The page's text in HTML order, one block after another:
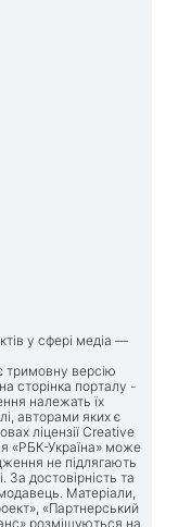
у сфері медіа —
тримовну версію
сторінка порталу -
належать їх
авторами яких є
ліцензії Creative
«РБК-Україна» може
не підлягають
достовірність та
Матеріали,
«Партнерський
розміщуються на